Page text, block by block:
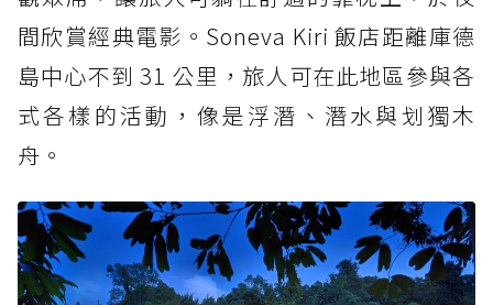
間欣賞經典電影。Soneva Kiri 飯店距離庫德
島中心不到 31 公里，旅人可在此地區參與各
式各樣的活動，像是浮潛、潛水與划獨木
舟。